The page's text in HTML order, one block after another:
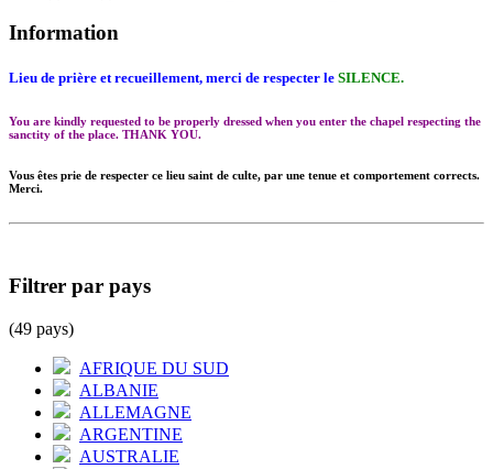
Information
Lieu de prière et recueillement, merci de respecter le SILENCE.
You are kindly requested to be properly dressed when you enter the chapel respecting the
sanctity of the place. THANK YOU.
Vous êtes prie de respecter ce lieu saint de culte, par une tenue et comportement corrects.
Merci.
Filtrer par pays
(49 pays)
AFRIQUE DU SUD
ALBANIE
ALLEMAGNE
ARGENTINE
AUSTRALIE